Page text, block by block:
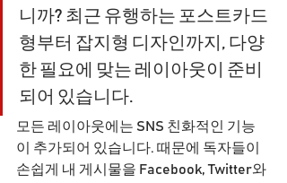
니까? 최근 유행하는 포스트카드
형부터 잡지형 디자인까지, 다양
한 필요에 맞는 레이아웃이 준비
되어 있습니다.
모든 레이아웃에는 SNS 친화적인 기능
이 추가되어 있습니다. 때문에 독자들이
손쉽게 내 게시물을 Facebook, Twitter와